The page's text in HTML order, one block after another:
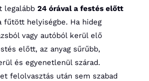
legalább 24 órával a festés előtt
fűtött helyiségbe. Ha hideg
vagy autóból kerül elő
előtt, az anyag sűrűbb,
és egyenetlenül szárad.
felolvasztás után sem szabad